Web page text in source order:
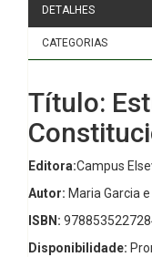
DETALHES
CATEGORIAS
Título:
Editora:Campus
Autor: Maria Garcia
ISBN:
Disponibilidade: